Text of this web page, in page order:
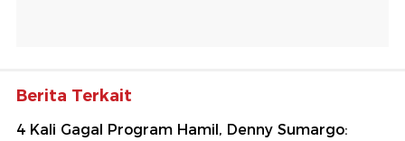
Berita Terkait
4 Kali Gagal Program Hamil, Denny Sumargo: